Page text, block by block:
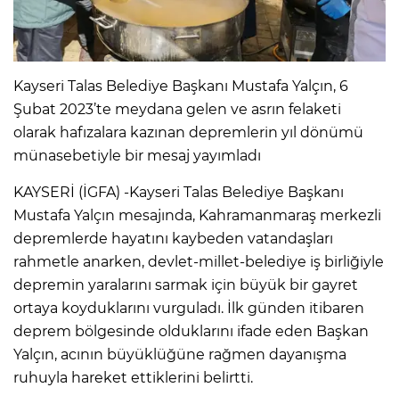
Kayseri Talas Belediye Başkanı Mustafa Yalçın, 6
Şubat 2023’te meydana gelen ve asrın felaketi
olarak hafızalara kazınan depremlerin yıl dönümü
münasebetiyle bir mesaj yayımladı
KAYSERİ (İGFA) -Kayseri Talas Belediye Başkanı
Mustafa Yalçın mesajında, Kahramanmaraş merkezli
depremlerde hayatını kaybeden vatandaşları
rahmetle anarken, devlet-millet-belediye iş birliğiyle
depremin yaralarını sarmak için büyük bir gayret
ortaya koyduklarını vurguladı. İlk günden itibaren
deprem bölgesinde olduklarını ifade eden Başkan
Yalçın, acının büyüklüğüne rağmen dayanışma
ruhuyla hareket ettiklerini belirtti.